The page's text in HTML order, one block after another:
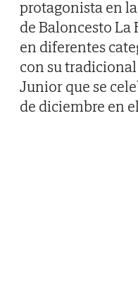
protagonista en
de Baloncesto
en diferentes
con su
Junior que se
de diciembre en